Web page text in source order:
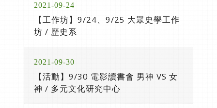
2021-09-24
【工作坊】9/24、9/25 大眾史學工作
坊 / 歷史系
2021-09-30
【活動】9/30 電影讀書會 男神 VS 女
神 / 多元文化研究中心